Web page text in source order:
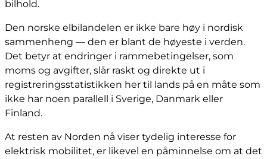
bilhold.
Den norske elbilandelen er ikke bare høy i nordisk
sammenheng — den er blant de høyeste i verden.
Det betyr at endringer i rammebetingelser, som
moms og avgifter, slår raskt og direkte ut i
registreringsstatistikken her til lands på en måte som
ikke har noen parallell i Sverige, Danmark eller
Finland.
At resten av Norden nå viser tydelig interesse for
elektrisk mobilitet, er likevel en påminnelse om at det